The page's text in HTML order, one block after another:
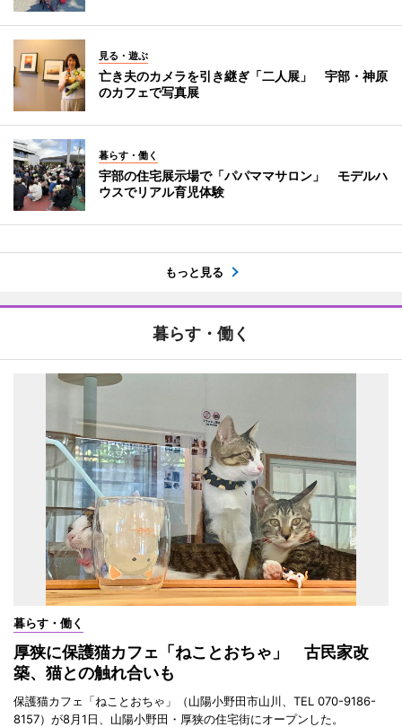
見る・遊ぶ
亡き夫のカメラを引き継ぎ「二人展」 宇部・神原
のカフェで写真展
暮らす・働く
宇部の住宅展示場で「パパママサロン」 モデルハ
ウスでリアル育児体験
もっと見る
暮らす・働く
暮らす・働く
厚狭に保護猫カフェ「ねことおちゃ」 古民家改
築、猫との触れ合いも
保護猫カフェ「ねことおちゃ」（山陽小野田市山川、TEL 070-9186-
8157）が8月1日、山陽小野田・厚狭の住宅街にオープンした。